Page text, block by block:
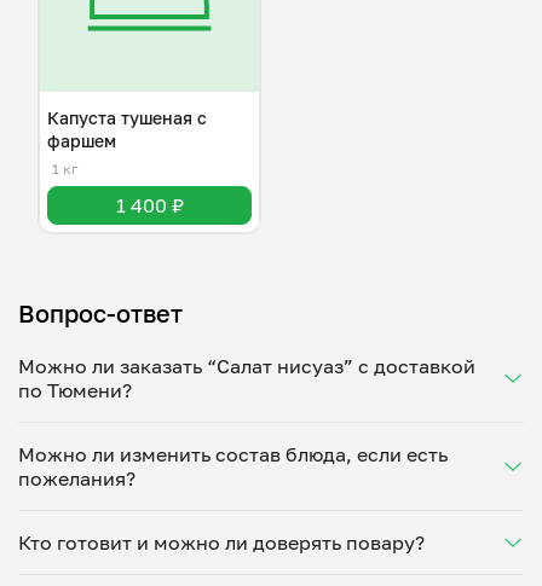
Капуста тушеная с
фаршем
1 кг
1 400 ₽
Вопрос-ответ
Можно ли заказать “Салат нисуаз” с доставкой
по Тюмени?
Укажите удобное время — и получите свежее
домашнее блюдо в большой порции прямо с плиты.
минут. Статус заказа отслеживайте в личном
кабинете, а с поваром можно связаться напрямую в
Можно ли изменить состав блюда, если есть
пожелания?
ваши предпочтения: уберет специи, снизит
Кто готовит и можно ли доверять повару?